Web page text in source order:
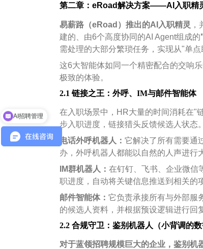
第二章：eRoad解决方案——AI入职精
易薪路（eRoad）推出的AI入职精灵
建的、由6个高度协同的AI Agent组成的
需处理的大部分繁琐任务，实现从"单
这6大智能体如同一个精密配合的交响
极致的体验。
2.1 链接之王：外呼、IM与邮件智能体
在入职场景中，HR大量的时间消耗在"
步入职进度，链接猎头反馈候选人状态。
电话外呼机器人： 它解决了所有需要通
办，外呼机器人都能以自然的人声进行
IM群机器人： 在钉钉、飞书、企业微信
职进度，自动将关键信息推送到相关的
邮件智能体： 它负责承接所有与外部服
的候选人资料，并根据预设逻辑进行回
2.2 合规守卫：鉴别机器人（小背调的数
对于蓝领招聘规模巨大的企业，鉴别机
企业出海服务